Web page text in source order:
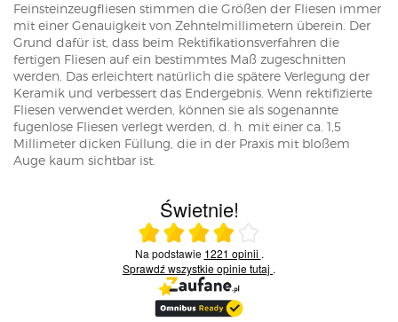
Feinsteinzeugfliesen stimmen die Größen der Fliesen immer
mit einer Genauigkeit von Zehntelmillimetern überein. Der
Grund dafür ist, dass beim Rektifikationsverfahren die
fertigen Fliesen auf ein bestimmtes Maß zugeschnitten
werden. Das erleichtert natürlich die spätere Verlegung der
Keramik und verbessert das Endergebnis. Wenn rektifizierte
Fliesen verwendet werden, können sie als sogenannte
fugenlose Fliesen verlegt werden, d. h. mit einer ca. 1,5
Millimeter dicken Füllung, die in der Praxis mit bloßem
Auge kaum sichtbar ist.
Świetnie!
Ocena średnia 4 na 5
Na podstawie 1221 opinii .
Sprawdź wszystkie opinietutaj .